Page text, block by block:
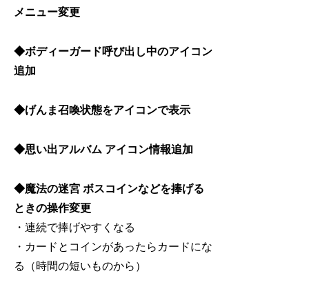
メニュー変更
◆ボディーガード呼び出し中のアイコン
追加
◆げんま召喚状態をアイコンで表示
◆思い出アルバム アイコン情報追加
◆魔法の迷宮 ボスコインなどを捧げる
ときの操作変更
・連続で捧げやすくなる
・カードとコインがあったらカードにな
る（時間の短いものから）